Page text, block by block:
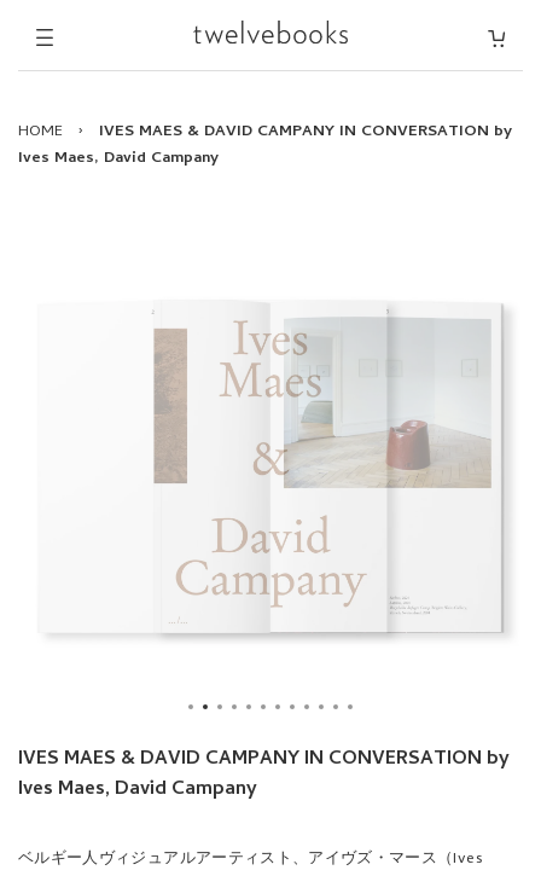
HOME ›
IVES MAES & DAVID CAMPANY IN CONVERSATION by
Ives Maes, David Campany
IVES MAES & DAVID CAMPANY IN CONVERSATION by
Ives Maes, David Campany
ベルギー人ヴィジュアルアーティスト、アイヴズ・マース（Ives